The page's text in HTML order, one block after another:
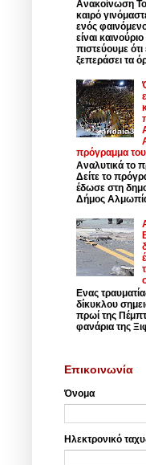
Ανακοίνωση
καιρό
ενός
είναι
πιστεύουμε ότι
ξεπεράσει τα
πρόγραμμα
Αναλυτικά το
Δείτε το
έδωσε στη
Δήμος
Ενας
δίκυκλου
πρωί της
φανάρια της
Επικοινωνία
Όνομα
Ηλεκτρονικό